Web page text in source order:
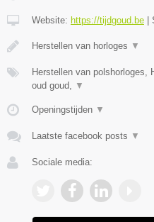
Website: https://tijdgoud.be |
Herstellen van horloges ▼
Herstellen van polshorloges,
oud goud,
▼
Openingstijden ▼
Laatste facebook posts ▼
Sociale media: